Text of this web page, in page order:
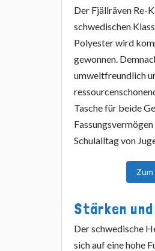
Der Fjällräven Re-
schwedischen
Polyester wird
gewonnen.
umweltfreundlich
Tasche für beide
Schulalltag von
Stärken
Der schwedische
sich auf eine hohe